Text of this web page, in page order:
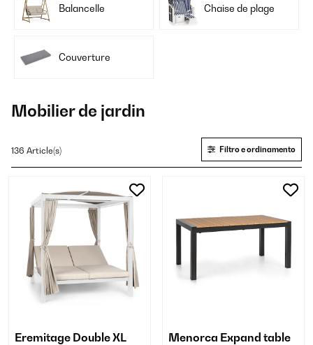
Balancelle Chaise de plage
Couverture
Mobilier de jardin
136 Article(s) Filtro e ordinamento
Eremitage Double XL
Menorca Expand table